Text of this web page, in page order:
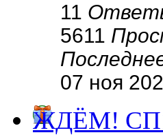
11
5611
07 ноя
ЖДЁМ!